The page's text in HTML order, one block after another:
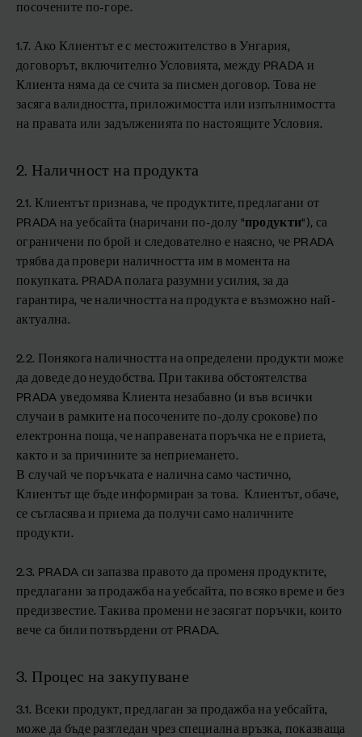
посочените по-горе.
1.7. Ако Клиентът е с местожителство в Унгария,
договорът, включително Условията, между PRADA и
Клиента няма да се счита за писмен договор. Това не
засяга валидността, приложимостта или изпълнимостта
на правата или задълженията по настоящите Условия.
2. Наличност на продукта
2.1. Клиентът признава, че продуктите, предлагани от
PRADA на уебсайта (наричани по-долу "продукти"), са
ограничени по брой и следователно е наясно, че PRADA
трябва да провери наличността им в момента на
покупката. PRADA полага разумни усилия, за да
гарантира, че наличността на продукта е възможно най-
актуална.
2.2. Понякога наличността на определени продукти може
да доведе до неудобства. При такива обстоятелства
PRADA уведомява Клиента незабавно (и във всички
случаи в рамките на посочените по-долу срокове) по
електронна поща, че направената поръчка не е приета,
както и за причините за неприемането.
В случай че поръчката е налична само частично,
Клиентът ще бъде информиран за това. Клиентът, обаче,
се съгласява и приема да получи само наличните
продукти.
2.3. PRADA си запазва правото да променя продуктите,
предлагани за продажба на уебсайта, по всяко време и без
предизвестие. Такива промени не засягат поръчки, които
вече са били потвърдени от PRADA.
3. Процес на закупуване
3.1. Всеки продукт, предлаган за продажба на уебсайта,
може да бъде разгледан чрез специална връзка, показваща